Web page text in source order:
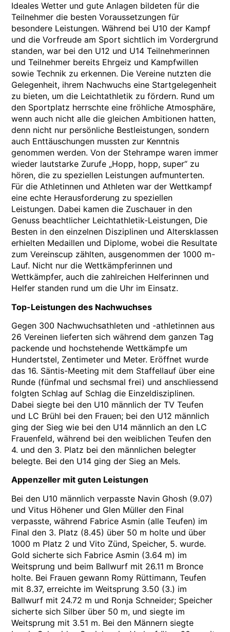
Ideales Wetter und gute Anlagen bildeten für die
Teilnehmer die besten Voraussetzungen für
besondere Leistungen. Während bei U10 der Kampf
und die Vorfreude am Sport sichtlich im Vordergrund
standen, war bei den U12 und U14 Teilnehmerinnen
und Teilnehmer bereits Ehrgeiz und Kampfwillen
sowie Technik zu erkennen. Die Vereine nutzten die
Gelegenheit, ihrem Nachwuchs eine Startgelegenheit
zu bieten, um die Leichtathletik zu fördern. Rund um
den Sportplatz herrschte eine fröhliche Atmosphäre,
wenn auch nicht alle die gleichen Ambitionen hatten,
denn nicht nur persönliche Bestleistungen, sondern
auch Enttäuschungen mussten zur Kenntnis
genommen werden. Von der Stehrampe waren immer
wieder lautstarke Zurufe „Hopp, hopp, super“ zu
hören, die zu speziellen Leistungen aufmunterten.
Für die Athletinnen und Athleten war der Wettkampf
eine echte Herausforderung zu speziellen
Leistungen. Dabei kamen die Zuschauer in den
Genuss beachtlicher Leichtathletik-Leistungen, Die
Besten in den einzelnen Disziplinen und Altersklassen
erhielten Medaillen und Diplome, wobei die Resultate
zum Vereinscup zählten, ausgenommen der 1000 m-
Lauf. Nicht nur die Wettkämpferinnen und
Wettkämpfer, auch die zahlreichen Helferinnen und
Helfer standen rund um die Uhr im Einsatz.
Top-Leistungen des Nachwuchses
Gegen 300 Nachwuchsathleten und -athletinnen aus
26 Vereinen lieferten sich während dem ganzen Tag
packende und hochstehende Wettkämpfe um
Hundertstel, Zentimeter und Meter. Eröffnet wurde
das 16. Säntis-Meeting mit dem Staffellauf über eine
Runde (fünfmal und sechsmal frei) und anschliessend
folgten Schlag auf Schlag die Einzeldisziplinen.
Dabei siegte bei den U10 männlich der TV Teufen
und LC Brühl bei den Frauen; bei den U12 männlich
ging der Sieg wie bei den U14 männlich an den LC
Frauenfeld, während bei den weiblichen Teufen den
4. und den 3. Platz bei den männlichen belegter
belegte. Bei den U14 ging der Sieg an Mels.
Appenzeller mit guten Leistungen
Bei den U10 männlich verpasste Navin Ghosh (9.07)
und Vitus Höhener und Glen Müller den Final
verpasste, während Fabrice Asmin (alle Teufen) im
Final den 3. Platz (8.45) über 50 m holte und über
1000 m Platz 2 und Vito Zünd, Speicher, 5. wurde.
Gold sicherte sich Fabrice Asmin (3.64 m) im
Weitsprung und beim Ballwurf mit 26.11 m Bronce
holte. Bei Frauen gewann Romy Rüttimann, Teufen
mit 8.37, erreichte im Weitsprung 3.50 (3.) im
Ballwurf mit 24.72 m und Ronja Schneider; Speicher
sicherte sich Silber über 50 m, und siegte im
Weitsprung mit 3.51 m. Bei den Männern siegte